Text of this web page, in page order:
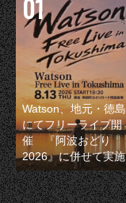
Watson、地元・徳島
にてフリーライブ開
催 『阿波おどり
2026』に併せて実施